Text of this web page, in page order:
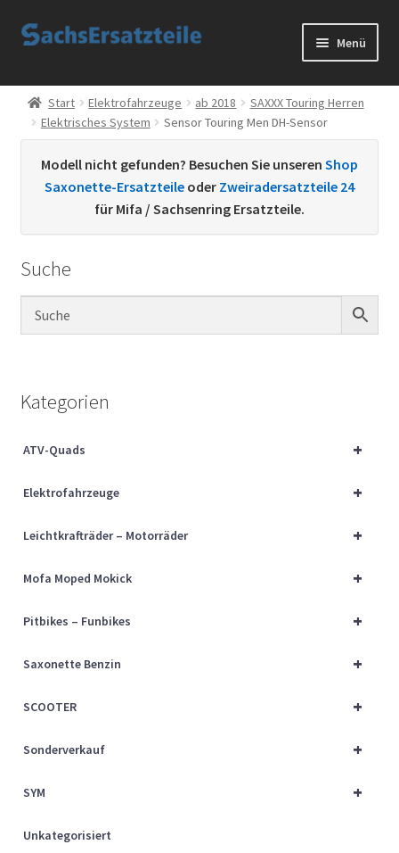
Zur
Zum
Menü
Start
AGB
Datenschutzerklärung
Kontakt
Sachs Ersatzteile
Über uns
Start Elektrofahrzeuge ab 2018
SAXXX Touring Herren
Elektrisches System
Sensor Touring Men DH-Sensor
Modell nicht gefunden? Besuchen Sie unseren Shop
Saxonette-Ersatzteile oder Zweiradersatzteile 24
für Mifa / Sachsenring Ersatzteile.
Suche
Kategorien
+
ATV-Quads
+
Elektrofahrzeuge
+
Leichtkrafträder – Motorräder
+
Mofa Moped Mokick
+
Pitbikes – Funbikes
+
Saxonette Benzin
+
SCOOTER
+
Sonderverkauf
+
SYM
Unkategorisiert